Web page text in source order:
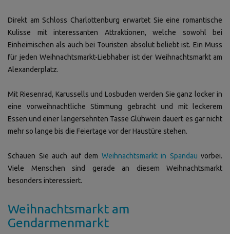
Direkt am Schloss Charlottenburg erwartet Sie eine romantische
Kulisse mit interessanten Attraktionen, welche sowohl bei
Einheimischen als auch bei Touristen absolut beliebt ist. Ein Muss
für jeden Weihnachtsmarkt-Liebhaber ist der Weihnachtsmarkt am
Alexanderplatz.
Mit Riesenrad, Karussells und Losbuden werden Sie ganz locker in
eine vorweihnachtliche Stimmung gebracht und mit leckerem
Essen und einer langersehnten Tasse Glühwein dauert es gar nicht
mehr so lange bis die Feiertage vor der Haustüre stehen.
Schauen Sie auch auf dem Weihnachtsmarkt in Spandau vorbei.
Viele Menschen sind gerade an diesem Weihnachtsmarkt
besonders interessiert.
Weihnachtsmarkt am
Gendarmenmarkt